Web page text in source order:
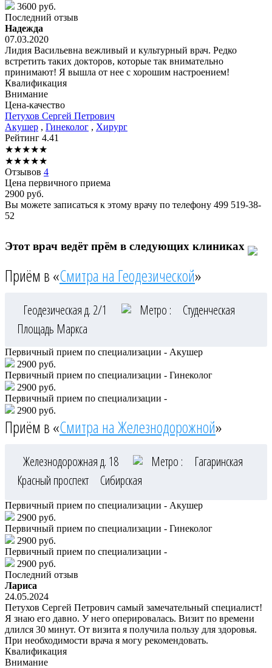
3600 руб.
Последний отзыв
Надежда
07.03.2020
Лидия Васильевна вежливый и культурный врач. Редко
встретить таких докторов, которые так внимательно
принимают! Я вышла от нее с хорошим настроением!
Квалификация
Внимание
Цена-качество
Петухов Сергей Петрович
Акушер , Гинеколог , Хирург
Рейтинг 4.41
★★★★★
★★★★★
Отзывов 4
Цена первичного приема
2900 руб.
Вы можете записаться к этому врачу по телефону 499 519-38-
52
Этот врач ведёт прём в следующих клиниках
Приём в «Смитра на Геодезической»
Геодезическая д. 2/1 Метро :
Студенческая
Площадь Маркса
Первичный прием по специализации - Акушер
2900 руб.
Первичный прием по специализации - Гинеколог
2900 руб.
Первичный прием по специализации -
2900 руб.
Приём в «Смитра на Железнодорожной»
Железнодорожная д. 18 Метро :
Гагаринская
Красный проспект
Сибирская
Первичный прием по специализации - Акушер
2900 руб.
Первичный прием по специализации - Гинеколог
2900 руб.
Первичный прием по специализации -
2900 руб.
Последний отзыв
Лариса
24.05.2024
Петухов Сергей Петрович самый замечательный специалист!
Я знаю его давно. У него оперировалась. Визит по времени
длился 30 минут. От визита я получила пользу для здоровья.
При необходимости врача я могу рекомендовать.
Квалификация
Внимание